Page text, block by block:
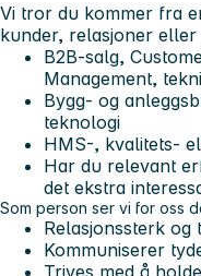
Vi tror du kommer fra
kunder, relasjoner
B2B-salg,
Management,
Bygg- og
teknologi
HMS-, kvalitets-
Har du relevant
det ekstra
Som person ser vi for oss
Relasjonssterk og
Kommuniserer
Trives med å